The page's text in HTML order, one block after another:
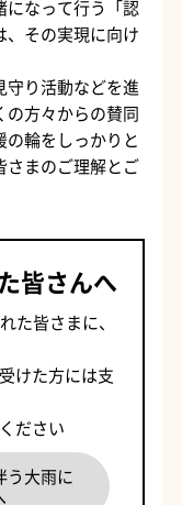
なって行う「認
、その実現に向け
り活動などを進
の方々からの賛同
の輪をしっかりと
さまのご理解とご
皆さんへ
た皆さまに、
けた方には支
ださい
う大雨に